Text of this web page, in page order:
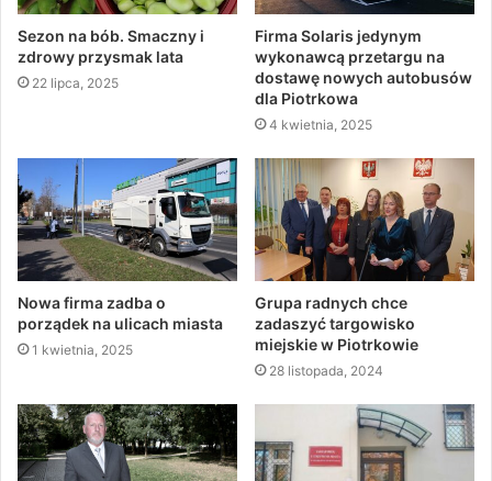
Sezon na bób. Smaczny i
zdrowy przysmak lata
22 lipca, 2025
Firma Solaris jedynym
wykonawcą przetargu na
dostawę nowych autobusów
dla Piotrkowa
4 kwietnia, 2025
Nowa firma zadba o
porządek na ulicach miasta
1 kwietnia, 2025
Grupa radnych chce
zadaszyć targowisko
miejskie w Piotrkowie
28 listopada, 2024